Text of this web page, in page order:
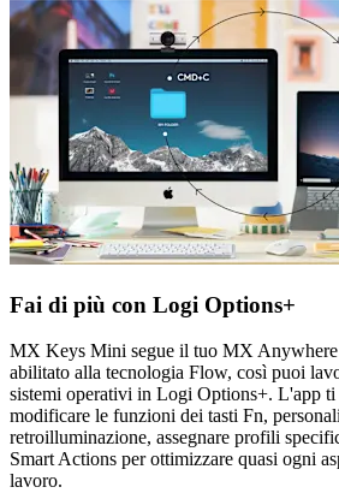
Fai di più con Logi Options+
MX Keys Mini segue il tuo MX
abilitato alla tecnologia Flow, così puoi
sistemi operativi in Logi Options+. L'app ti
modificare le funzioni dei tasti Fn,
retroilluminazione, assegnare profili
Smart Actions per ottimizzare quasi ogni
lavoro.